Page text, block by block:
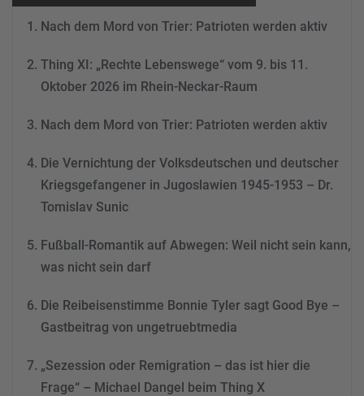
Nutzung des Service zu, um
dieses Video anzusehen.
Mehr Informationen
Consent Management
&
Nach dem Mord von Trier: Patrioten werden aktiv
Thing XI: „Rechte Lebenswege“ vom 9. bis 11.
Oktober 2026 im Rhein-Neckar-Raum
Nach dem Mord von Trier: Patrioten werden aktiv
Die Vernichtung der Volksdeutschen und deutscher
Kriegsgefangener in Jugoslawien 1945-1953 – Dr.
Tomislav Sunic
Fußball-Romantik auf Abwegen: Weil nicht sein kann,
was nicht sein darf
Die Reibeisenstimme Bonnie Tyler sagt Good Bye –
Gastbeitrag von ungetruebtmedia
„Sezession oder Remigration – das ist hier die
Frage“ – Michael Dangel beim Thing X